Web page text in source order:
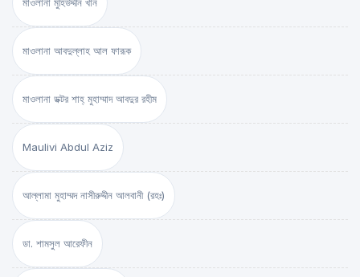
মাওলানা আবদুল্লাহ আল ফারূক
মাওলানা ডক্টর শাহ্‌ মুহাম্মাদ আবদুর রহীম
Maulivi Abdul Aziz
আল্লামা মুহাম্মদ নাসীরুদ্দীন আলবানী (রহঃ)
ডা. শামসুল আরেফীন